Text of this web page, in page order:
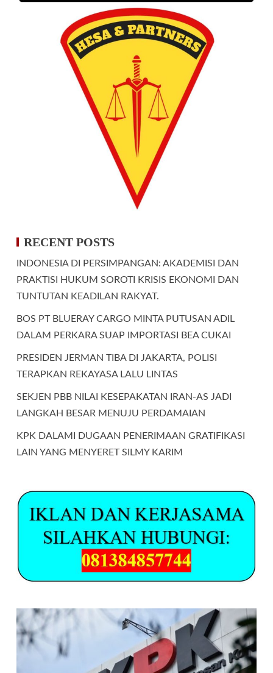
RECENT POSTS
INDONESIA DI PERSIMPANGAN: AKADEMISI DAN
PRAKTISI HUKUM SOROTI KRISIS EKONOMI DAN
TUNTUTAN KEADILAN RAKYAT.
BOS PT BLUERAY CARGO MINTA PUTUSAN ADIL
DALAM PERKARA SUAP IMPORTASI BEA CUKAI
PRESIDEN JERMAN TIBA DI JAKARTA, POLISI
TERAPKAN REKAYASA LALU LINTAS
SEKJEN PBB NILAI KESEPAKATAN IRAN-AS JADI
LANGKAH BESAR MENUJU PERDAMAIAN
KPK DALAMI DUGAAN PENERIMAAN GRATIFIKASI
LAIN YANG MENYERET SILMY KARIM